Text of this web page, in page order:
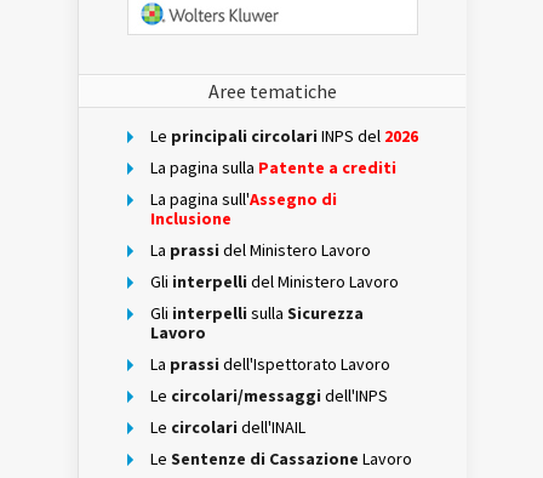
Aree tematiche
Le principali circolari INPS del 2026
La pagina sulla Patente a crediti
La pagina sull'Assegno di
Inclusione
La prassi del Ministero Lavoro
Gli interpelli del Ministero Lavoro
Gli interpelli sulla Sicurezza
Lavoro
La prassi dell'Ispettorato Lavoro
Le circolari/messaggi dell'INPS
Le circolari dell'INAIL
Le Sentenze di Cassazione Lavoro